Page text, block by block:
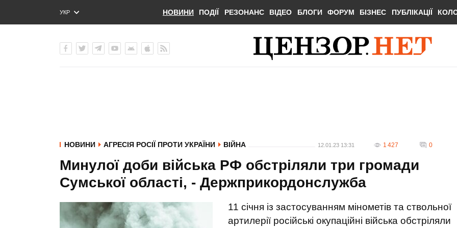
УКР
ENG
НОВИНИ ПОДІЇ РЕЗОНАНС ВІДЕО БЛОГИ ФОРУМ БІЗНЕС ПУБЛІКАЦІЇ
НОВИНИ АГРЕСІЯ РОСІЇ ПРОТИ УКРАЇНИ ВІЙНА 12.01.23 13:31 1 427 0
Минулої доби війська РФ обстріляли три громади
Сумської області, - Держприкордонслужба
11 січня із застосуванням мінометів та ствольної
артилерії російські окупаційні війська обстріляли